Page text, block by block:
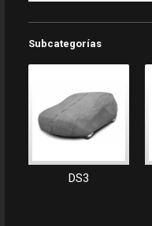
Subcategorías
DS3